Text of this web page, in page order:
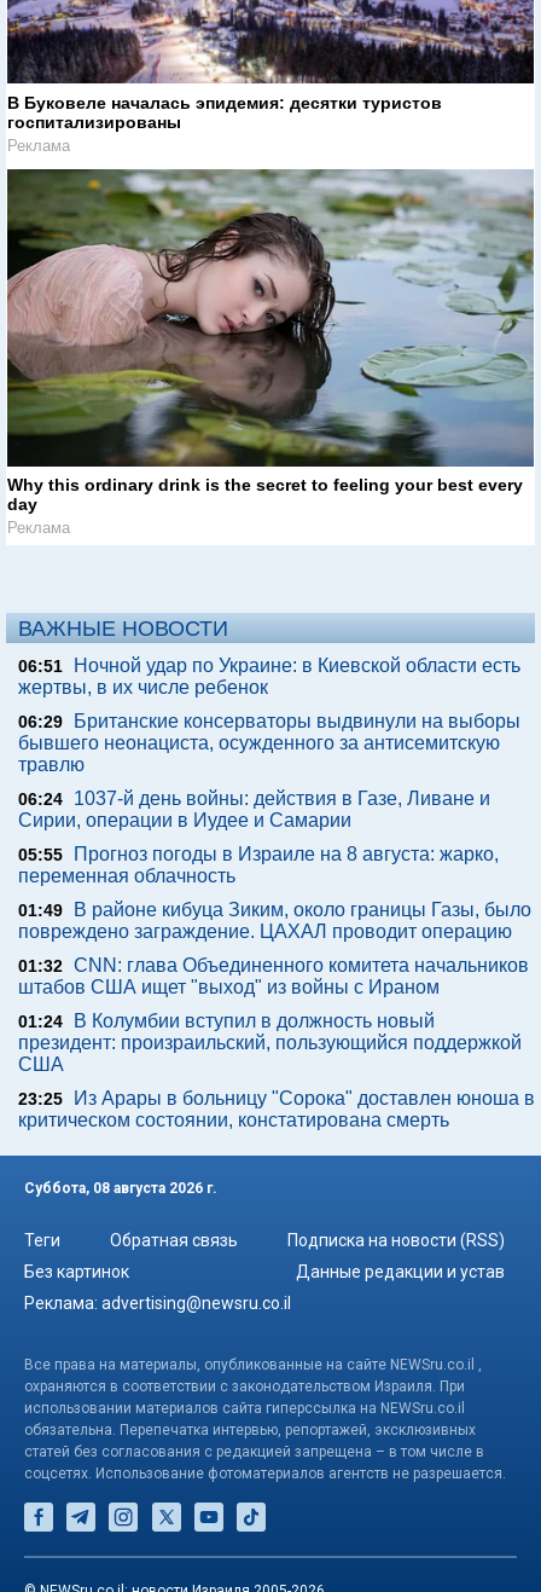
В Буковеле началась эпидемия: десятки туристов
госпитализированы
Реклама
Why this ordinary drink is the secret to feeling your best every
day
Реклама
ВАЖНЫЕ НОВОСТИ
06:51
Ночной удар по Украине: в Киевской области есть
жертвы, в их числе ребенок
06:29
Британские консерваторы выдвинули на выборы
бывшего неонациста, осужденного за антисемитскую
травлю
06:24
1037-й день войны: действия в Газе, Ливане и
Сирии, операции в Иудее и Самарии
05:55
Прогноз погоды в Израиле на 8 августа: жарко,
переменная облачность
01:49
В районе кибуца Зиким, около границы Газы, было
повреждено заграждение. ЦАХАЛ проводит операцию
01:32 CNN: глава Объединенного комитета начальников
штабов США ищет "выход" из войны с Ираном
01:24
В Колумбии вступил в должность новый
президент: произраильский, пользующийся поддержкой
США
23:25
Из Арары в больницу "Сорока" доставлен юноша в
критическом состоянии, констатирована смерть
Суббота, 08 августа 2026 г.
Теги Обратная связь
Подписка на новости (RSS)
Без картинок
Данные редакции и устав
Реклама: advertising@newsru.co.il
Все права на материалы, опубликованные на сайте NEWSru.co.il ,
охраняются в соответствии с законодательством Израиля. При
использовании материалов сайта гиперссылка на NEWSru.co.il
обязательна. Перепечатка интервью, репортажей, эксклюзивных
статей без согласования с редакцией запрещена – в том числе в
соцсетях. Использование фотоматериалов агентств не разрешается.